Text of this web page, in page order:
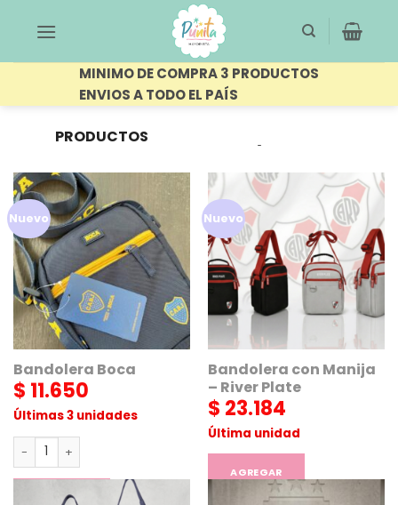
MINIMO DE COMPRA 3 PRODUCTOS
ENVIOS A TODO EL PAÍS
PRODUCTOS
Nuevo
Bandolera Boca
$ 11.650
Últimas 3 unidades
Bandolera Boca cantidad
AGREGAR
Nuevo
Bandolera con Manija
– River Plate
$ 23.184
Última unidad
AGREGAR